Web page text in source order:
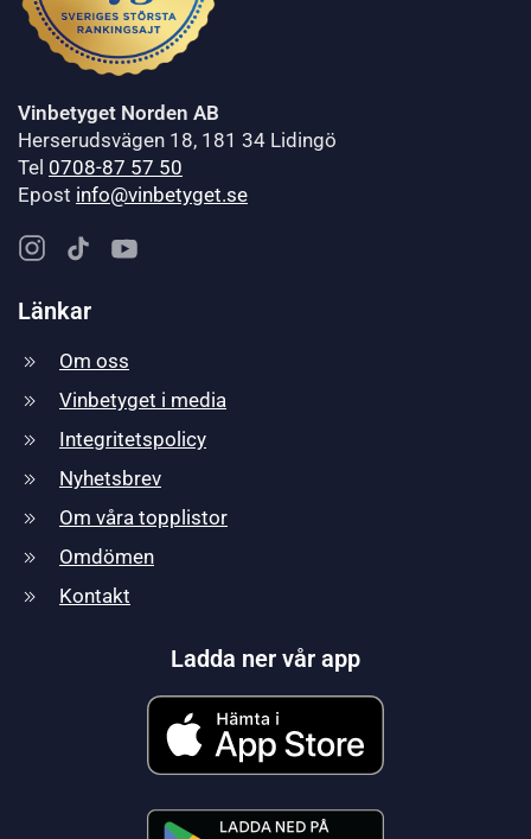
Vinbetyget Norden AB
Herserudsvägen 18, 181 34 Lidingö
Tel 0708-87 57 50
Epost info@vinbetyget.se
Länkar
Om oss
Vinbetyget i media
Integritetspolicy
Nyhetsbrev
Om våra topplistor
Omdömen
Kontakt
Ladda ner vår app